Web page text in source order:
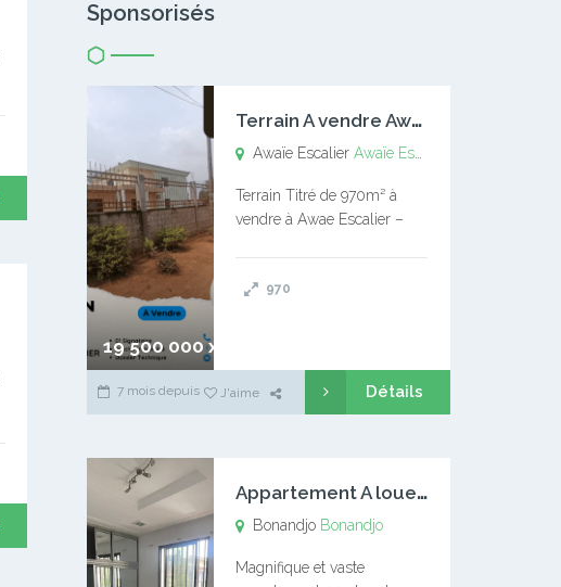
Sponsorisés
19 500 000 xaf
T
errain A vendre Awaïe Escalier
Awaïe EscalierAwaïe Escalier
Terrain Titré de 970m² à
vendre à Awae Escalier –
l’Université Catholique –
970
7 mois depuis J'aime Détails
A
ppartement A louer Bonandjo
Bonandjo Bonandjo
Magnifique et vaste